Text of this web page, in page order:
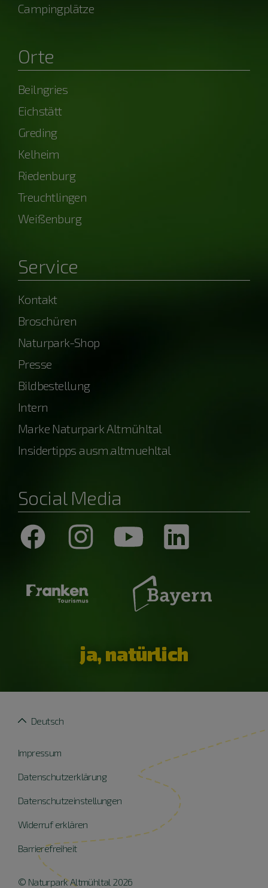
Campingplätze
Orte
Beilngries
Eichstätt
Greding
Kelheim
Riedenburg
Treuchtlingen
Weißenburg
Service
Kontakt
Broschüren
Naturpark-Shop
Presse
Bildbestellung
Intern
Marke Naturpark Altmühltal
Insidertipps ausm.altmuehltal
Social Media
ja, natürlich
Impressum
Datenschutzerklärung
Datenschutzeinstellungen
Widerruf erklären
Barrierefreiheit
Deutsch
© Naturpark Altmühltal 2026